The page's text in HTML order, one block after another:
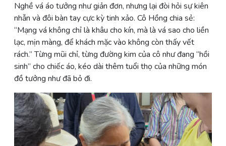
Nghề vá áo tưởng như giản đơn, nhưng lại đòi hỏi sự kiên
nhẫn và đôi bàn tay cực kỳ tinh xảo. Cô Hồng chia sẻ:
“Mạng vá không chỉ là khâu cho kín, mà là vá sao cho liền
lạc, mịn màng, để khách mặc vào không còn thấy vết
rách.” Từng mũi chỉ, từng đường kim của cô như đang “hồi
sinh” cho chiếc áo, kéo dài thêm tuổi thọ của những món
đồ tưởng như đã bỏ đi.